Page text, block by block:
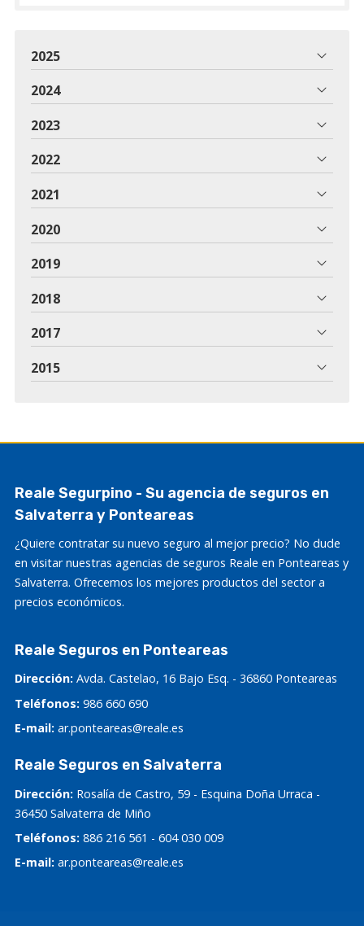
2025
2024
2023
2022
2021
2020
2019
2018
2017
2015
Reale Segurpino - Su agencia de seguros en
Salvaterra y Ponteareas
¿Quiere contratar su nuevo seguro al mejor precio? No dude
en visitar nuestras agencias de seguros Reale en Ponteareas y
Salvaterra. Ofrecemos los mejores productos del sector a
precios económicos.
Reale Seguros en Ponteareas
Dirección: Avda. Castelao, 16 Bajo Esq. - 36860 Ponteareas
Teléfonos: 986 660 690
E-mail: ar.ponteareas@reale.es
Reale Seguros en Salvaterra
Dirección: Rosalía de Castro, 59 - Esquina Doña Urraca -
36450 Salvaterra de Miño
Teléfonos: 886 216 561 - 604 030 009
E-mail: ar.ponteareas@reale.es